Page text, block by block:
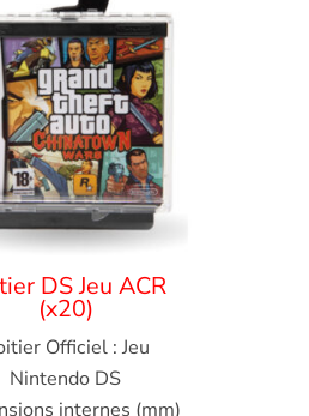
DS Jeu ACR
(x20)
Officiel : Jeu
Nintendo DS
internes (mm)